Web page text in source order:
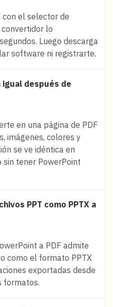
con el selector de
lo
Luego descarga
software ni registrarte.
igual después de
en una página de PDF
imágenes, colores y
se ve idéntica en
sin tener PowerPoint
PPT como PPTX a
a PDF admite
como el formato PPTX
exportadas desde
formatos.